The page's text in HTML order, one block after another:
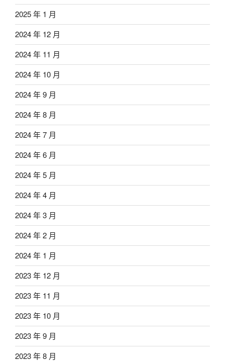
2025 年 1 月
2024 年 12 月
2024 年 11 月
2024 年 10 月
2024 年 9 月
2024 年 8 月
2024 年 7 月
2024 年 6 月
2024 年 5 月
2024 年 4 月
2024 年 3 月
2024 年 2 月
2024 年 1 月
2023 年 12 月
2023 年 11 月
2023 年 10 月
2023 年 9 月
2023 年 8 月